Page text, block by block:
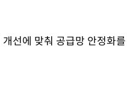
선에 맞춰 공급망 안정화